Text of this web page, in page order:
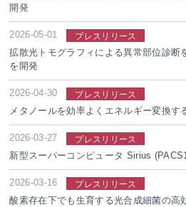
開発
2026-05-01 プレスリリース
拡散光トモグラフィによる異常部位診断
を開発
2026-04-30 プレスリリース
メタノールを効率よくエネルギー変換す
2026-03-27 プレスリリース
新型スーパーコンピュータ Sirius
2026-03-16 プレスリリース
酸素存在下でも生育する光合成細菌の高